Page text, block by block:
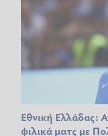
Εθνική Ελλάδας:
φιλικά ματς με